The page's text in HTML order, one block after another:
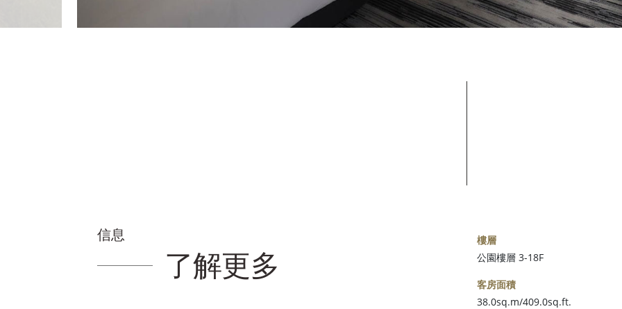
信息
了解更多
樓層
公園樓層 3-18F
客房面積
38.0sq.m/409.0sq.ft.